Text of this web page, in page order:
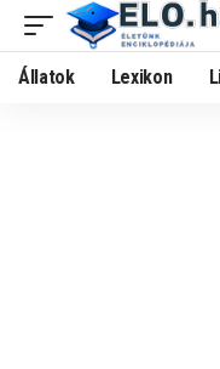
Állatok Lexikon